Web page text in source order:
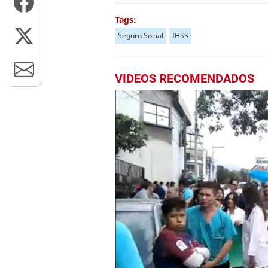
Tags:
Seguro Social IHSS
VIDEOS RECOMENDADOS